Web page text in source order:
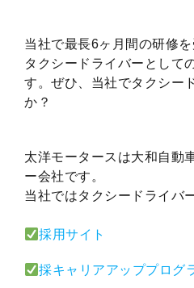
当社で最長6ヶ月間の研修
タクシードライバーとして
す。ぜひ、当社でタクシー
か？
太洋モータースは大和自動
ー会社です。
当社ではタクシードライバ
採用サイト
採キャリアアッププログ